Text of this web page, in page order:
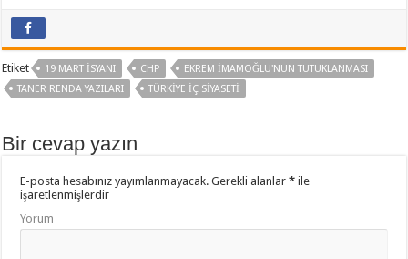
b
o
k
er
sA
p
aş
Etiket 19 MART İSYANI CHP
EKREM İMAMOĞLU'NUN TUTUKLANMASI
TANER RENDA YAZILARI
TÜRKIYE İÇ SIYASETI
Bir cevap yazın
E-posta hesabınız yayımlanmayacak. Gerekli alanlar* ile
işaretlenmişlerdir
Yorum